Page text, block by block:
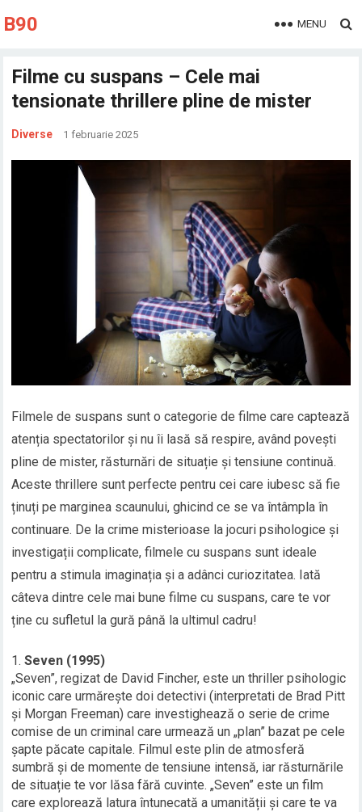
B90 MENU
Filme cu suspans – Cele mai
tensionate thrillere pline de mister
Diverse 1 februarie 2025
Filmele de suspans sunt o categorie de filme care captează
atenția spectatorilor și nu îi lasă să respire, având povești
pline de mister, răsturnări de situație și tensiune continuă.
Aceste thrillere sunt perfecte pentru cei care iubesc să fie
ținuți pe marginea scaunului, ghicind ce se va întâmpla în
continuare. De la crime misterioase la jocuri psihologice și
investigații complicate, filmele cu suspans sunt ideale
pentru a stimula imaginația și a adânci curiozitatea. Iată
câteva dintre cele mai bune filme cu suspans, care te vor
ține cu sufletul la gură până la ultimul cadru!
Seven (1995)
„Seven”, regizat de David Fincher, este un thriller psihologic
iconic care urmărește doi detectivi (interpretati de Brad Pitt
și Morgan Freeman) care investighează o serie de crime
comise de un criminal care urmează un „plan” bazat pe cele
șapte păcate capitale. Filmul este plin de atmosferă
sumbră și de momente de tensiune intensă, iar răsturnările
de situație te vor lăsa fără cuvinte. „Seven” este un film
care explorează latura întunecată a umanității și care te va